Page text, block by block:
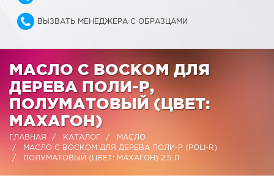
ВЫЗВАТЬ МЕНЕДЖЕРА С ОБРАЗЦАМИ
МАСЛО С ВОСКОМ ДЛЯ
ДЕРЕВА ПОЛИ-Р,
ПОЛУМАТОВЫЙ (ЦВЕТ:
МАХАГОН)
ГЛАВНАЯ КАТАЛОГ
МАСЛО
МАСЛО С ВОСКОМ ДЛЯ ДЕРЕВА ПОЛИ-Р (POLI-R)
ПОЛУМАТОВЫЙ (ЦВЕТ: МАХАГОН) 2,5 Л